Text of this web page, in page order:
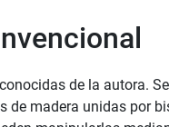
de la autora.
de madera unidas por